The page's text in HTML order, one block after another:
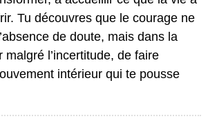
Tu découvres que le courage ne
de doute, mais dans la
malgré l’incertitude, de faire
intérieur qui te pousse